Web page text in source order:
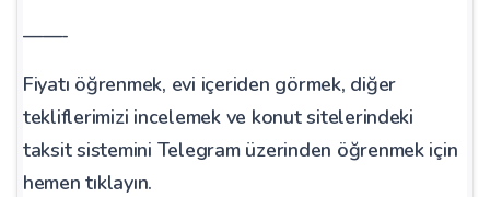
——-
Fiyatı öğrenmek, evi içeriden görmek, diğer
tekliflerimizi incelemek ve konut sitelerindeki
taksit sistemini Telegram üzerinden öğrenmek için
hemen tıklayın.